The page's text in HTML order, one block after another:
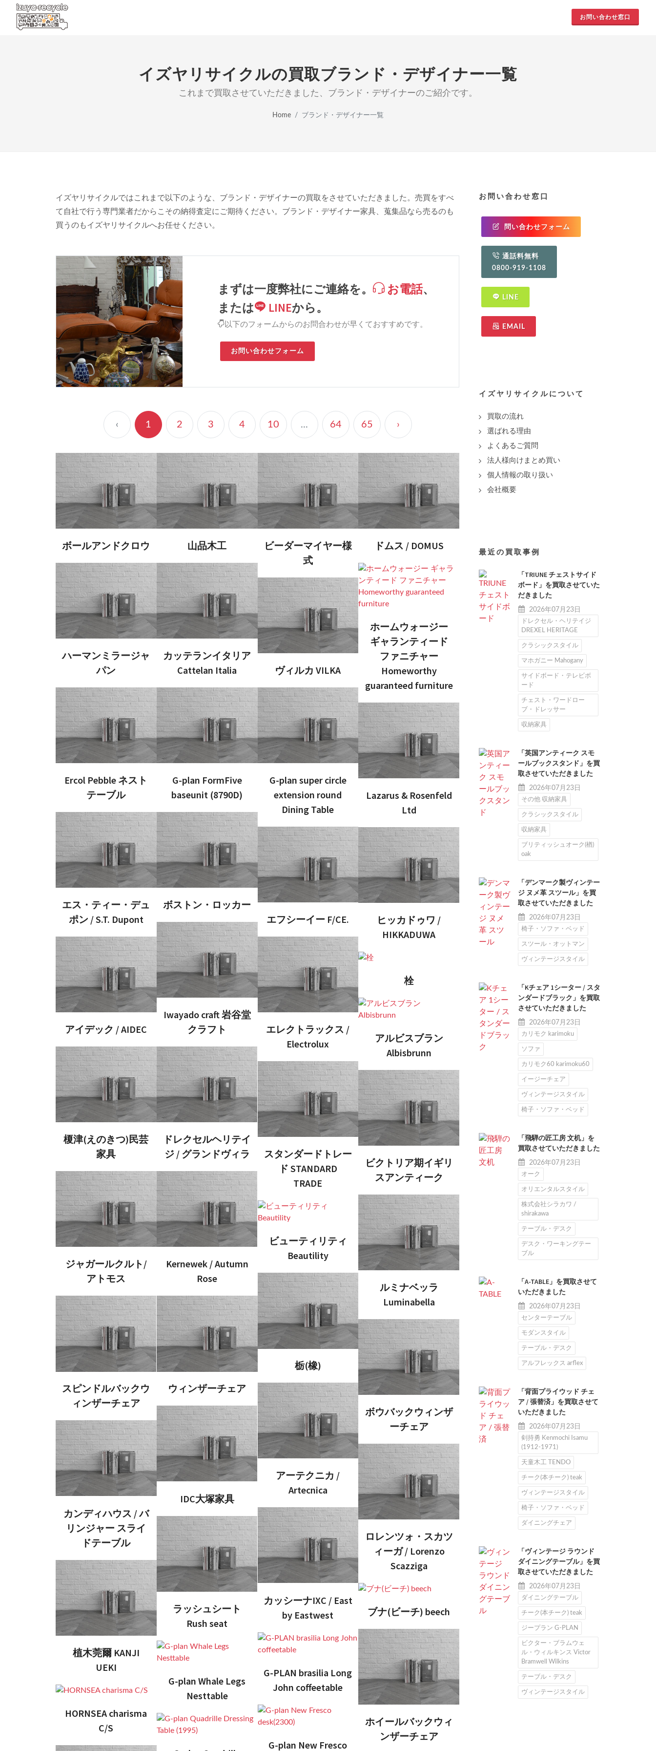
お問い合わせ窓口
イズヤリサイクルの買取ブランド・デザイナー一覧
これまで買取させていただきました、ブランド・デザイナーのご紹介です。
Home ブランド・デザイナー一覧
イズヤリサイクルではこれまで以下のような、ブランド・デザイナーの買取をさせていただきました。売買をすべ
て自社で行う専門業者だからこその納得査定にご期待ください。ブランド・デザイナー家具、蒐集品なら売るのも
買うのもイズヤリサイクルへお任せください。
まずは一度弊社にご連絡を。 お電話、
または
LINEから。
以下のフォームからのお問合わせが早くておすすめです。
お問い合わせフォーム
‹ 1 2 3 4 10 ... 64 65 ›
ボールアンドクロウ 山品木工
ビーダーマイヤー様
式
ドムス / DOMUS
ハーマンミラージャ
パン
カッテランイタリア
Cattelan Italia
ホームウォージー
ギャランティード
ファニチャー
Homeworthy
guaranteed furniture
ヴィルカ VILKA
Ercol Pebble ネスト
テーブル
G-plan FormFive
baseunit (8790D)
G-plan super circle
extension round
Dining Table
Lazarus & Rosenfeld
Ltd
エス・ティー・デュ
ポン / S.T. Dupont
ボストン・ロッカー
エフシーイー F/CE.
ヒッカドゥワ /
HIKKADUWA
Iwayado craft 岩谷堂
クラフト
アイデック / AIDEC
エレクトラックス /
Electrolux
栓
アルビスブラン
Albisbrunn
榎津(えのきつ)民芸
家具
ドレクセルヘリテイ
ジ / グランドヴィラ
スタンダードトレー
ド STANDARD
TRADE
ビクトリア期イギリ
スアンティーク
ジャガールクルト/
アトモス
Kernewek / Autumn
Rose
ルミナベッラ
Luminabella
ビューティリティ
Beautility
栃(橡)
スピンドルバックウ
ィンザーチェア
ウィンザーチェア
ボウバックウィンザ
ーチェア
アーテクニカ /
Artecnica
IDC大塚家具
カンディハウス / バ
リンジャー スライ
ドテーブル
ロレンツォ・スカツ
ィーガ / Lorenzo
Scazziga
カッシーナIXC / East
by Eastwest
ラッシュシート
Rush seat
植木莞爾 KANJI
UEKI
ブナ(ビーチ) beech
ホイールバックウィ
ンザーチェア
G-PLAN brasilia Long
John coffeetable
G-plan Whale Legs
Nesttable
HORNSEA charisma
C/S
G-plan New Fresco
お問い合わせ窓口
問い合わせフォーム
通話料無料
0800-919-1108
LINE
EMAIL
イズヤリサイクルについて
買取の流れ
選ばれる理由
よくあるご質問
法人様向けまとめ買い
個人情報の取り扱い
会社概要
最近の買取事例
「TRIUNE チェストサイド
ボード」を買取させていた
だきました
2026年07月23日
ドレクセル・ヘリテイジ
DREXEL HERITAGE
クラシックスタイル
マホガニー Mahogany
サイドボード・テレビボ
ード
チェスト・ワードロー
ブ・ドレッサー
収納家具
「英国アンティーク スモ
ールブックスタンド」を買
取させていただきました
2026年07月23日
その他 収納家具
クラシックスタイル
収納家具
ブリティッシュオーク(楢)
oak
「デンマーク製ヴィンテー
ジ ヌメ革 スツール」を買
取させていただきました
2026年07月23日
椅子・ソファ・ベッド
スツール・オットマン
ヴィンテージスタイル
「Kチェア 1シーター / スタ
ンダードブラック」を買取
させていただきました
2026年07月23日
カリモク karimoku
ソファ
カリモク60 karimoku60
イージーチェア
ヴィンテージスタイル
椅子・ソファ・ベッド
「飛騨の匠工房 文机」を
買取させていただきました
2026年07月23日
オーク
オリエンタルスタイル
株式会社シラカワ /
shirakawa
テーブル・デスク
デスク・ワーキングテー
ブル
「A-TABLE」を買取させて
いただきました
2026年07月23日
センターテーブル
モダンスタイル
テーブル・デスク
アルフレックス arflex
「背面プライウッド チェ
ア / 張替済」を買取させて
いただきました
2026年07月23日
剣持勇 Kenmochi Isamu
(1912-1971)
天童木工 TENDO
チーク(本チーク) teak
ヴィンテージスタイル
椅子・ソファ・ベッド
ダイニングチェア
「ヴィンテージ ラウンド
ダイニングテーブル」を買
取させていただきました
2026年07月23日
ダイニングテーブル
チーク(本チーク) teak
ジープラン G-PLAN
ビクター・ブラムウェ
ル・ウィルキンス Victor
Bramwell Wilkins
テーブル・デスク
ヴィンテージスタイル